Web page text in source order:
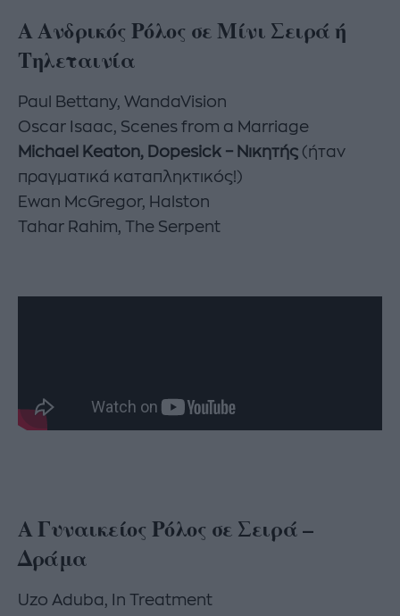
Α Ανδρικός Ρόλος σε Μίνι Σειρά ή
Τηλεταινία
Paul Bettany, WandaVision
Oscar Isaac, Scenes from a Marriage
Michael Keaton, Dopesick – Νικητής (ήταν
πραγματικά καταπληκτικός!)
Ewan McGregor, Halston
Tahar Rahim, The Serpent
Α Γυναικείος Ρόλος σε Σειρά –
Δράμα
Uzo Aduba, In Treatment